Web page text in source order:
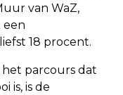
van WaZ,
een
18 procent.
het parcours dat
is, is de